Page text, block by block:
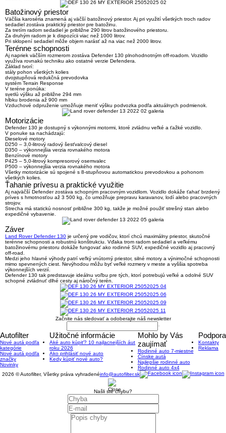
Batožinový priestor
Väčšia karoséria znamená aj väčší batožinový priestor. Aj pri využití všetkých troch radov
sedadiel zostáva praktický priestor pre batožinu.
Za tretím radom sedadiel je približne 290 litrov batožinového priestoru.
Za druhým radom je k dispozícii viac než 1000 litrov.
Pri sklopení sedadiel môže objem narásť až na viac než 2000 litrov.
Terénne schopnosti
Aj napriek väčším rozmerom zostáva Defender 130 plnohodnotným off-roadom. Vozidlo
využíva rovnakú techniku ako ostatné verzie Defendera.
Základ tvorí:
stály pohon všetkých kolies
dvojstupňová redukčná prevodovka
systém Terrain Response
V teréne ponúka:
svetlú výšku až približne 294 mm
hĺbku brodenia až 900 mm
Vzduchové odpruženie umožňuje meniť výšku podvozka podľa aktuálnych podmienok.
Motorizácie
Defender 130 je dostupný s výkonnými motormi, ktoré zvládnu veľké a ťažké vozidlo.
V ponuke sa nachádzajú:
Dieselové motory
D250 – 3,0-litrový radový šesťvalcový diesel
D350 – výkonnejšia verzia rovnakého motora
Benzínové motory
P425 – 5,0-litrový kompresorový osemvalec
P500 – výkonnejšia verzia rovnakého motora
Všetky motorizácie sú spojené s 8-stupňovou automatickou prevodovkou a pohonom
všetkých kolies
Ťahanie prívesu a praktické využitie
Aj najväčší Defender zostáva schopným pracovným vozidlom. Vozidlo dokáže ťahať brzdený
príves s hmotnosťou až 3 500 kg , čo umožňuje prepravu karavanov, lodí alebo pracovných
strojov.
Strecha má statickú nosnosť približne 300 kg , takže je možné použiť strešný stan alebo
expedičné vybavenie.
Záver
Land Rover Defender 130 je určený pre vodičov, ktorí chcú maximálny priestor, skutočné
terénne schopnosti a robustnú konštrukciu . Vďaka trom radom sedadiel a veľkému
batožinovému priestoru dokáže fungovať ako rodinné SUV, expedičné vozidlo aj pracovný
off-road.
Medzi jeho hlavné výhody patrí veľký vnútorný priestor, silné motory a výnimočné schopnosti
mimo spevnených ciest. Nevýhodou môžu byť veľké rozmery v meste a vyššia spotreba
výkonnejších verzií.
Defender 130 tak predstavuje ideálnu voľbu pre tých, ktorí potrebujú veľké a odolné SUV
schopné zvládnuť dlhé cesty aj náročný terén.
Začnite nás sledovať a odoberajte náš newsletter
Autofilter
Nové autá podľa
kategórie
Nové autá podľa
značky
Novinky
Užitočné informácie
Aké auto kúpiť? 10 najlacnejších áut
roku 2026
Ako prihlásiť nové auto
Kedy kúpiť nové auto?
Mohlo by Vás
zaujímať
Rodinné auto 7-miestne
Čínske autá
Najlepšie rodinné auto
Rodinné auto 4x4
Podpora
Kontakty
Reklama
2026 © Autofilter, Všetky práva vyhradenéinfo@autofilter.sk
Našli ste chybu?